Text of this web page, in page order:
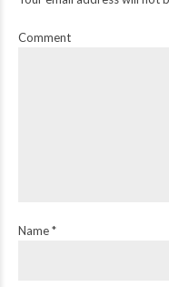
Comment
Name *